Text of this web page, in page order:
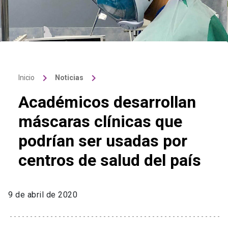
Inicio keyboard_arrow_right Noticias keyboard_arrow_right
Académicos desarrollan
máscaras clínicas que
podrían ser usadas por
centros de salud del país
9 de abril de 2020